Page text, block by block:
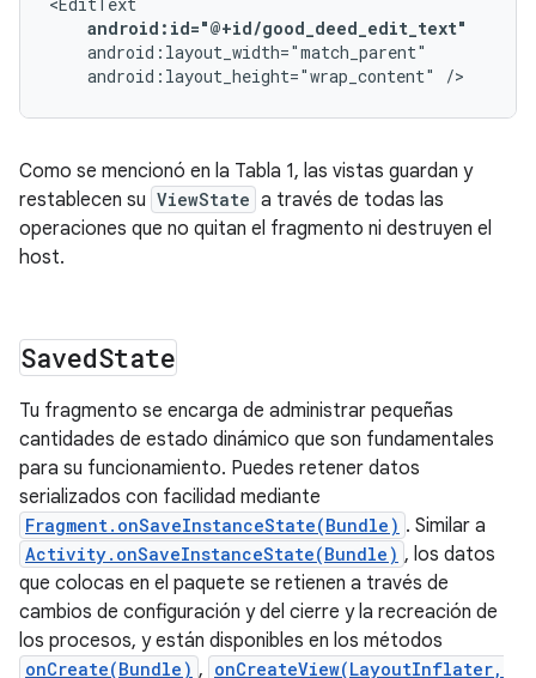
android:id="@+id/good_deed_edit_text"
android:layout_height="wrap_content"
/>
Como se mencionó en la Tabla 1, las vistas guardan y
restablecen su ViewState a través de todas las
operaciones que no quitan el fragmento ni destruyen el
host.
SavedState
Tu fragmento se encarga de administrar pequeñas
cantidades de estado dinámico que son fundamentales
para su funcionamiento. Puedes retener datos
serializados con facilidad mediante
Fragment.onSaveInstanceState(Bundle) . Similar a
Activity.onSaveInstanceState(Bundle) , los datos
que colocas en el paquete se retienen a través de
cambios de configuración y del cierre y la recreación de
los procesos, y están disponibles en los métodos
onCreate(Bundle) , onCreateView(LayoutInflater,